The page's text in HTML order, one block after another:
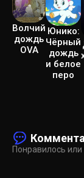
Волчий
дождь
OVA
Юнико:
Чёрный
дождь
и белое
перо
Понравилось